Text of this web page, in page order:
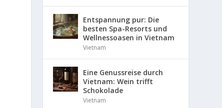
Entspannung pur: Die
besten Spa-Resorts und
Wellnessoasen in Vietnam
Vietnam
Eine Genussreise durch
Vietnam: Wein trifft
Schokolade
Vietnam